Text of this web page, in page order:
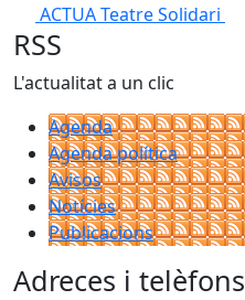
ACTUA Teatre Solidari
RSS
L'actualitat a un clic
Agenda
Agenda política
Avisos
Notícies
Publicacions
Adreces i telèfons